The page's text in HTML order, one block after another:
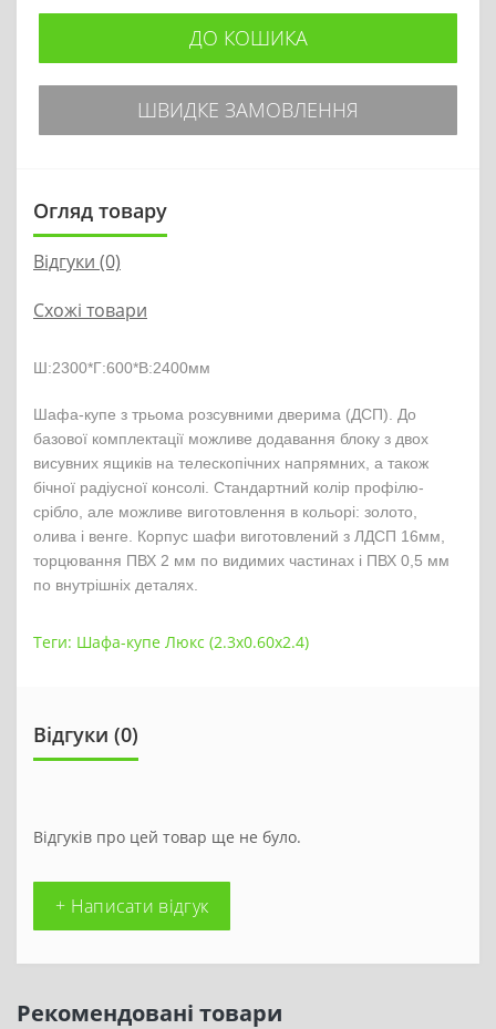
ДО КОШИКА
ШВИДКЕ ЗАМОВЛЕННЯ
Огляд товару
Відгуки (0)
Схожі товари
Ш:2300*Г:600*В:2400мм
Шафа-купе з трьома розсувними дверима (ДСП). До
базової комплектації можливе додавання блоку з двох
висувних ящиків на телескопічних напрямних, а також
бічної радіусної консолі. Стандартний колір профілю-
срібло, але можливе виготовлення в кольорі: золото,
олива і венге. Корпус шафи виготовлений з ЛДСП 16мм,
торцювання ПВХ 2 мм по видимих частинах і ПВХ 0,5 мм
по внутрішніх деталях.
Теги: Шафа-купе Люкс (2.3х0.60х2.4)
Відгуки (0)
Відгуків про цей товар ще не було.
+ Написати відгук
Рекомендовані товари